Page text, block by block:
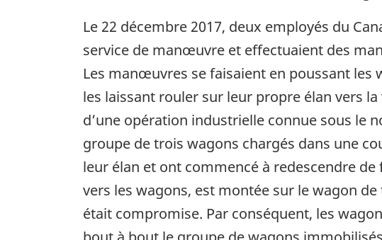
Le 22 décembre 2017, deux employés du
service de manœuvre et effectuaient des
Les manœuvres se faisaient en poussant les
les laissant rouler sur leur propre élan vers
d’une opération industrielle connue sous le
groupe de trois wagons chargés dans une
leur élan et ont commencé à redescendre
vers les wagons, est montée sur le wagon
était compromise. Par conséquent, les